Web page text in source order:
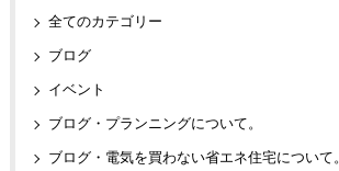
全てのカテゴリー
ブログ
イベント
ブログ・プランニングについて。
ブログ・電気を買わない省エネ住宅について。